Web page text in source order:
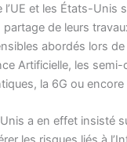
et les États-Unis
de leurs
abordés lors
Artificielle, les
la 6G ou encore
a en effet insisté